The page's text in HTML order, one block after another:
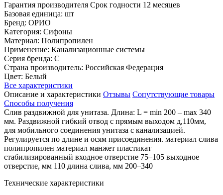
Гарантия производителя Срок годности 12 месяцев
Базовая единица: шт
Бренд: ОРИО
Категория: Сифоны
Материал: Полипропилен
Применение: Канализационные системы
Серия бренда: С
Страна производитель: Российская Федерация
Цвет: Белый
Все характеристики
Описание и характеристики Отзывы Сопутствующие товары
Способы получения
Слив раздвижной для унитаза. Длина: L = min 200 – max 340
мм. Раздвижной гибкий отвод с прямым выходом д,110мм,
для мобильного соединения унитаза с канализацией.
Регулируется по длине и осям присоединения. материал слива
полипропилен материал манжет пластикат
стабилизированный входное отверстие 75–105 выходное
отверстие, мм 110 длина слива, мм 200–340
Технические характеристики